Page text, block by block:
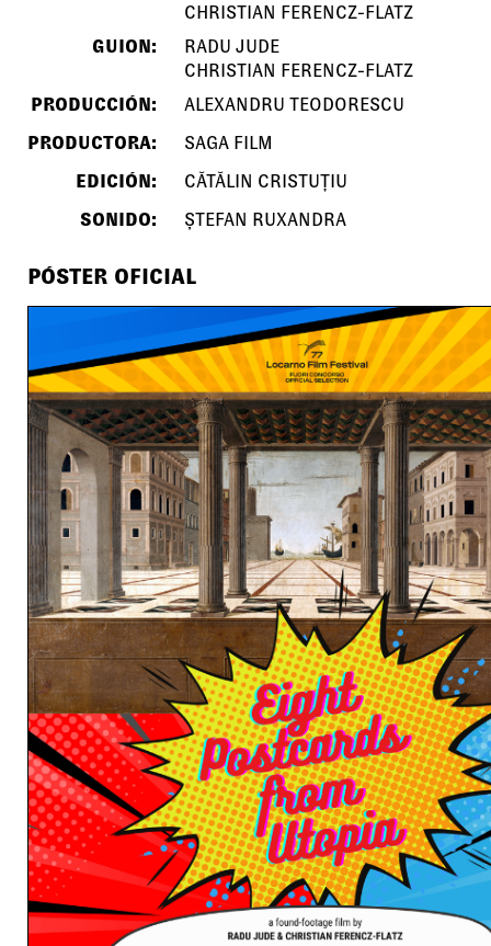
CHRISTIAN FERENCZ-FLATZ
GUION:
RADU JUDE
CHRISTIAN FERENCZ-FLATZ
PRODUCCIÓN:
ALEXANDRU TEODORESCU
PRODUCTORA:
SAGA FILM
EDICIÓN:
CĂTĂLIN CRISTUȚIU
SONIDO:
ȘTEFAN RUXANDRA
PÓSTER OFICIAL